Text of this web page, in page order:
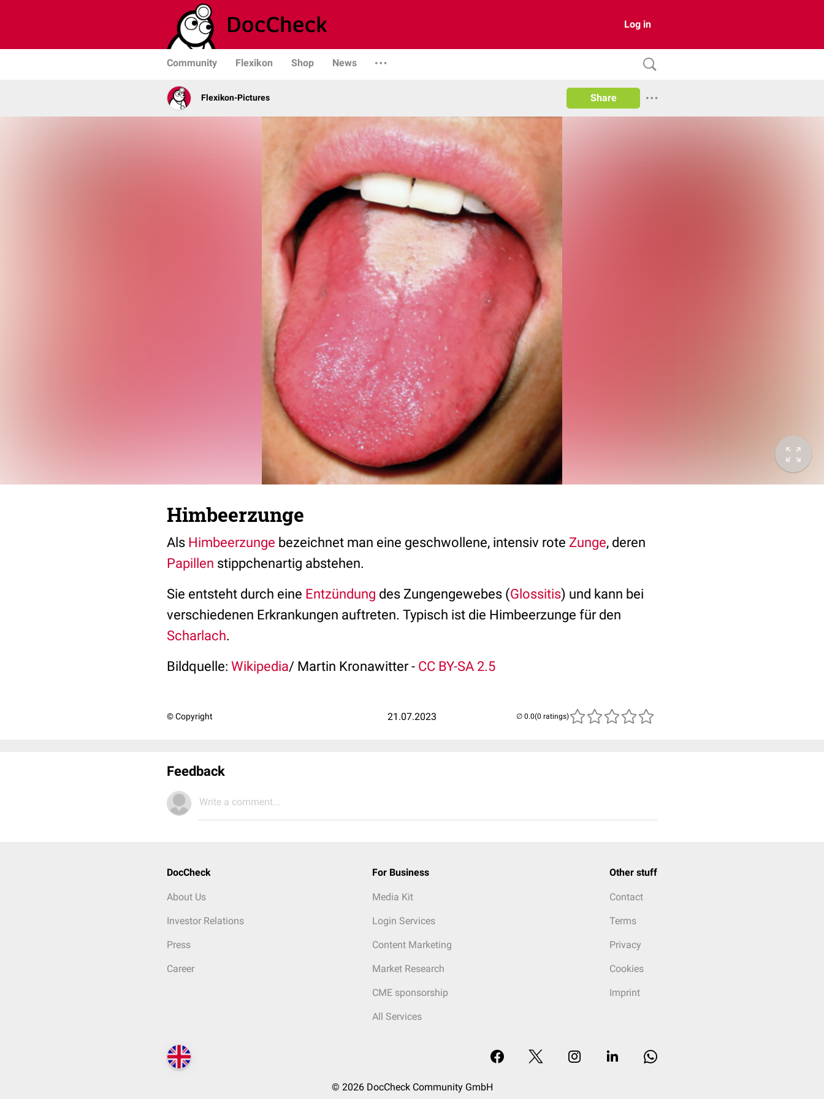
Log in
Community Flexikon Shop News
Flexikon-Pictures Share
Himbeerzunge
Als Himbeerzunge bezeichnet man eine geschwollene, intensiv rote Zunge, deren
Papillen stippchenartig abstehen.
Sie entsteht durch eine Entzündung des Zungengewebes (Glossitis) und kann bei
verschiedenen Erkrankungen auftreten. Typisch ist die Himbeerzunge für den
Scharlach.
Bildquelle: Wikipedia/ Martin Kronawitter - CC BY-SA 2.5
© Copyright 21.07.2023 (0 ratings)
Feedback
Write a comment...
DocCheck
About Us
Investor Relations
Press
Career
For Business
Media Kit
Login Services
Content Marketing
Market Research
CME sponsorship
All Services
Other stuff
Contact
Terms
Privacy
Cookies
Imprint
© 2026 DocCheck Community GmbH